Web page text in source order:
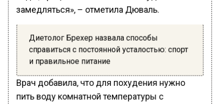
замедляться», – отметила Дюваль.
Диетолог Брехер назвала способы
справиться с постоянной усталостью: спорт
и правильное питание
Врач добавила, что для похудения нужно
пить воду комнатной температуры с